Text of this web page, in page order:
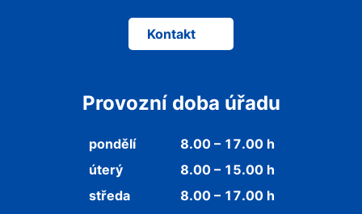
Kontakt
Provozní doba úřadu
pondělí
8.00 – 17.00 h
úterý
8.00 – 15.00 h
středa
8.00 – 17.00 h